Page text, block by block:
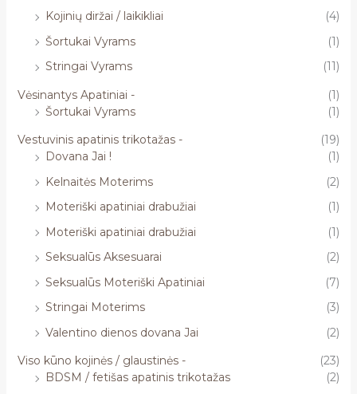
Kojinių diržai / laikikliai
(4)
Šortukai Vyrams
(1)
Stringai Vyrams
(11)
Vėsinantys Apatiniai -
(1)
Šortukai Vyrams
(1)
Vestuvinis apatinis trikotažas -
(19)
Dovana Jai !
(1)
Kelnaitės Moterims
(2)
Moteriški apatiniai drabužiai
(1)
Moteriški apatiniai drabužiai
(1)
Seksualūs Aksesuarai
(2)
Seksualūs Moteriški Apatiniai
(7)
Stringai Moterims
(3)
Valentino dienos dovana Jai
(2)
Viso kūno kojinės / glaustinės -
(23)
BDSM / fetišas apatinis trikotažas
(2)